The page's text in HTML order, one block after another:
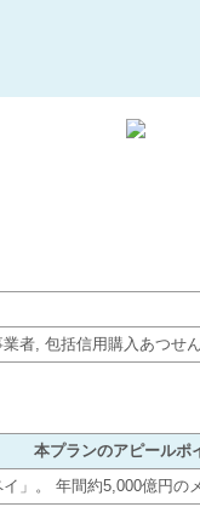
者, 包括信用購入あつせ
本プランのアピールポ
」。 年間約5,000億円